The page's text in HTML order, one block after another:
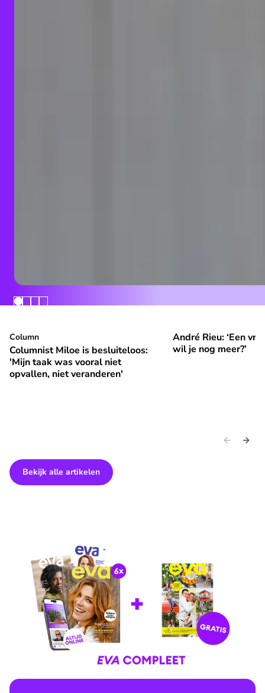
Columnist Miloe is besluiteloos: 'Mijn taak was vooral niet
⭐ Premium
Column
Columnist Miloe is besluiteloos:
'Mijn taak was vooral niet
opvallen, niet veranderen'
André Rieu: ‘Een
⭐Premium
André Rieu: ‘Een
wil je nog meer?’
Bekijk alle artikelen